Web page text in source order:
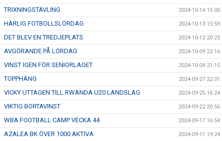
TRIXNINGSTÄVLING 2024-10-14 15:00
HÄRLIG FOTBOLLSLÖRDAG 2024-10-13 15:59
DET BLEV EN TREDJEPLATS 2024-10-12 20:25
AVGÖRANDE PÅ LÖRDAG 2024-10-09 22:16
VINST IGEN FÖR SENIORLAGET 2024-10-04 21:15
TOPPHÄNG 2024-09-27 22:01
VICKY UTTAGEN TILL RWANDA U20 LANDSLAG 2024-09-25 16:24
VIKTIG BORTAVINST 2024-09-22 20:56
WBA FOOTBALL CAMP VECKA 44 2024-09-17 16:54
AZALEA BK ÖVER 1000 AKTIVA 2024-09-11 19:24